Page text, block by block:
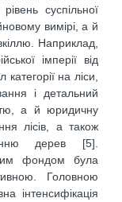
суспільної
вимірі, а й
Наприклад,
імперії від
на ліси,
і детальний
а й юридичну
лісів, а також
дерев [5].
фондом була
Головною
інтенсифікація